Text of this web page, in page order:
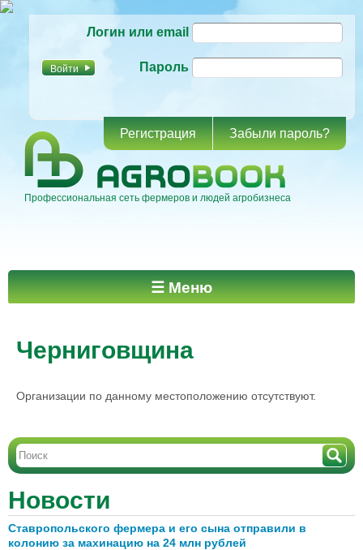
основному
Логин или email
Пароль
Регистрация Забыли пароль?
Профессиональная сеть фермеров и людей агробизнеса
Главное меню ☰ Меню
Черниговщина
Организации по данному местоположению отсутствуют.
Новости
Ставропольского фермера и его сына отправили в
колонию за махинацию на 24 млн рублей